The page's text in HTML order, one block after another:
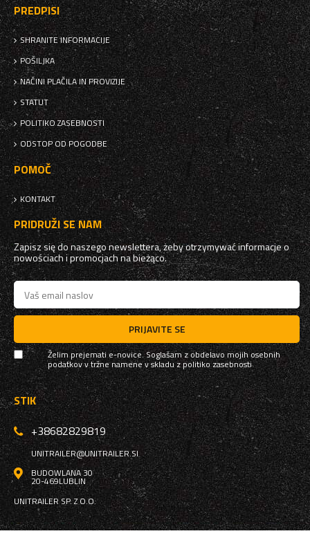
PREDPISI
SHRANITE INFORMACIJE
POŠILJKA
NAČINI PLAČILA IN PROVIZIJE
STATUT
POLITIKO ZASEBNOSTI
ODSTOP OD POGODBE
POMOČ
KONTAKT
PRIDRUŽI SE NAM
Zapisz się do naszego newslettera, żeby otrzymywać informacje o
nowościach i promocjach na bieżąco.
PRIJAVITE SE
Želim prejemati e-novice. Soglašam z obdelavo mojih osebnih
podatkov v tržne namene v skladu zpolitiko zasebnosti
STIK
+38682829819
UNITRAILER@UNITRAILER.SI
BUDOWLANA 30
20-469LUBLIN
UNITRAILER SP. Z O.O.